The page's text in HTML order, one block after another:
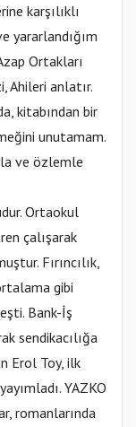
karşılıklı
yararlandığım
Ortakları
Ahileri anlatır.
kitabından bir
unutamam.
ve özlemle
Ortaokul
çalışarak
Fırıncılık,
gibi
Bank-İş
sendikacılığa
Erol Toy, ilk
YAZKO
romanlarında